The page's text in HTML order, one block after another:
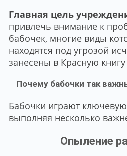
Главная цель
привлечь внимание к
бабочек, многие виды
находятся под угрозой
занесены в Красную книгу
Почему бабочки так
Бабочки играют
выполняя несколько
Опыление